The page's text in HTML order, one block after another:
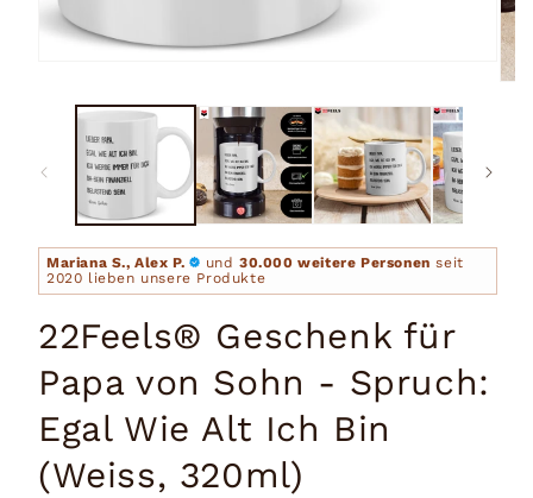
Modal
Mariana S., Alex P. und 30.000 weitere Personen seit
2020 lieben unsere Produkte
22Feels® Geschenk für
Papa von Sohn - Spruch:
Egal Wie Alt Ich Bin
(Weiss, 320ml)